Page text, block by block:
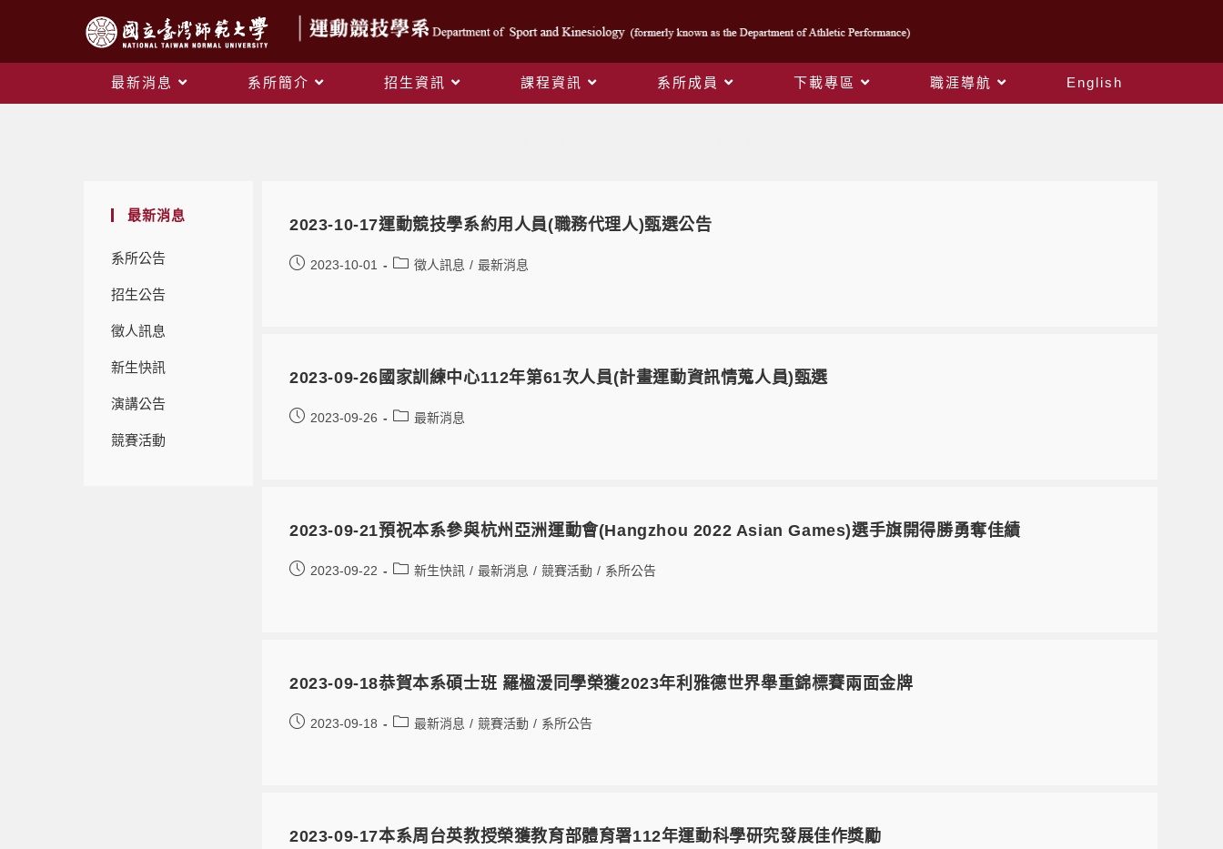
最新消息 系所簡介 招生資訊 課程資訊 系所成員 下載專區 職涯導航 English
最新消息
系所公告
招生公告
徵人訊息
新生快訊
演講公告
競賽活動
2023-10-17運動競技學系約用人員(職務代理人)甄選公告
2023-10-01 徵人訊息 / 最新消息
2023-09-26國家訓練中心112年第61次人員(計畫運動資訊情蒐人員)甄選
2023-09-26 最新消息
2023-09-21預祝本系參與杭州亞洲運動會(Hangzhou 2022 Asian Games)選手旗開得勝勇奪佳績
2023-09-22 新生快訊 / 最新消息 / 競賽活動 / 系所公告
2023-09-18恭賀本系碩士班 羅楹湲同學榮獲2023年利雅德世界舉重錦標賽兩面金牌
2023-09-18 最新消息 / 競賽活動 / 系所公告
2023-09-17本系周台英教授榮獲教育部體育署112年運動科學研究發展佳作獎勵